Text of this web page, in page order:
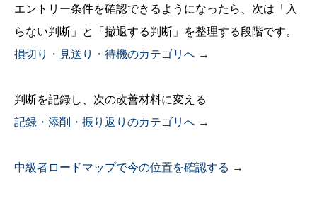
エントリー条件を確認できるようになったら、次は「入
らない判断」と「撤退する判断」を整理する段階です。
損切り・見送り・待機のカテゴリへ →
判断を記録し、次の改善材料に変える
記録・添削・振り返りのカテゴリへ →
中級者ロードマップで今の位置を確認する →